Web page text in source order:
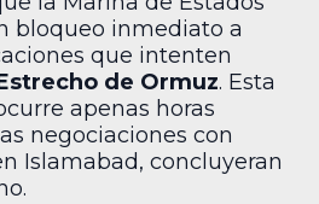
bloqueo inmediato a
que intenten
de Ormuz. Esta
apenas horas
negociaciones con
Islamabad, concluyeran